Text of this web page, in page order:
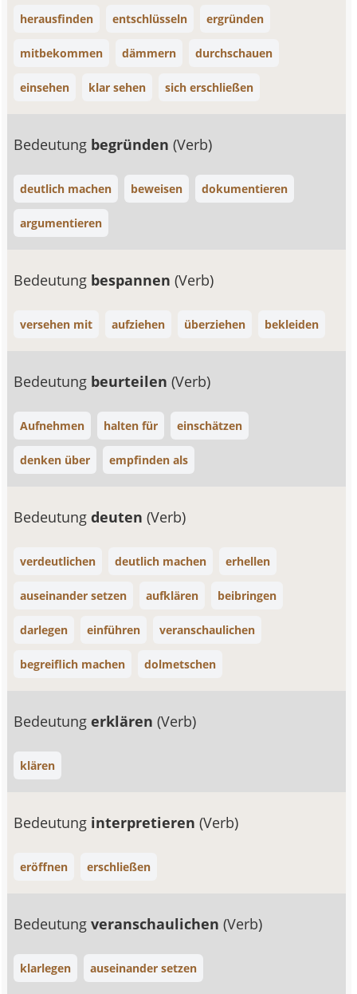
herausfinden entschlüsseln ergründen
mitbekommen dämmern durchschauen
einsehen klar sehen sich erschließen
Bedeutung begründen(Verb)
deutlich machen beweisen dokumentieren
argumentieren
Bedeutung bespannen(Verb)
versehen mit aufziehen überziehen bekleiden
Bedeutung beurteilen(Verb)
Aufnehmen halten für einschätzen
denken über empfinden als
Bedeutungdeuten(Verb)
verdeutlichen deutlich machen erhellen
auseinander setzen aufklären beibringen
darlegen einführen veranschaulichen
begreiflich machen dolmetschen
Bedeutungerklären(Verb)
klären
Bedeutung interpretieren(Verb)
eröffnen erschließen
Bedeutungveranschaulichen(Verb)
klarlegen auseinander setzen